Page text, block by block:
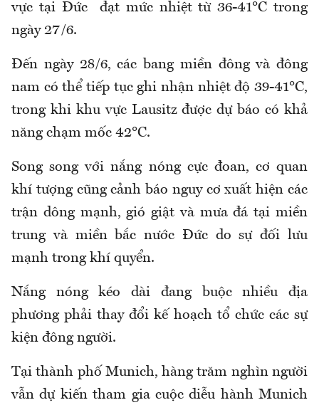
vực tại Đức đạt mức nhiệt từ 36-41°C trong
ngày 27/6.
Đến ngày 28/6, các bang miền đông và đông
nam có thể tiếp tục ghi nhận nhiệt độ 39-41°C,
trong khi khu vực Lausitz được dự báo có khả
năng chạm mốc 42°C.
Song song với nắng nóng cực đoan, cơ quan
khí tượng cũng cảnh báo nguy cơ xuất hiện các
trận dông mạnh, gió giật và mưa đá tại miền
trung và miền bắc nước Đức do sự đối lưu
mạnh trong khí quyển.
Nắng nóng kéo dài đang buộc nhiều địa
phương phải thay đổi kế hoạch tổ chức các sự
kiện đông người.
Tại thành phố Munich, hàng trăm nghìn người
vẫn dự kiến tham gia cuộc diễu hành Munich